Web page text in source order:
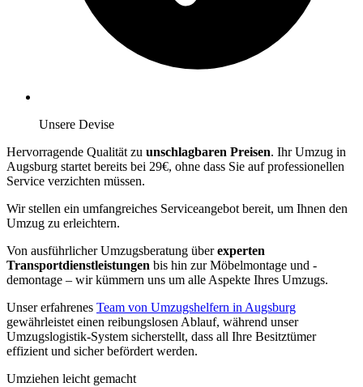
Unsere Devise
Hervorragende Qualität zu unschlagbaren Preisen. Ihr Umzug in
Augsburg startet bereits bei 29€, ohne dass Sie auf professionellen
Service verzichten müssen.
Wir stellen ein umfangreiches Serviceangebot bereit, um Ihnen den
Umzug zu erleichtern.
Von ausführlicher Umzugsberatung überexperten
Transportdienstleistungen bis hin zur Möbelmontage und -
demontage – wir kümmern uns um alle Aspekte Ihres Umzugs.
Unser erfahrenes Team von Umzugshelfern in Augsburg
gewährleistet einen reibungslosen Ablauf, während unser
Umzugslogistik-System sicherstellt, dass all Ihre Besitztümer
effizient und sicher befördert werden.
Umziehen leicht gemacht